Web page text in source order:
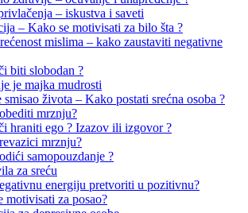
– iskustva i saveti
– Kako se motivisati za bilo šta ?
mislima – kako zaustaviti negativne
biti slobodan ?
je majka mudrosti
smisao života – Kako postati srećna osoba ?
mrznju?
hraniti ego ? Izazov ili izgovor ?
mrznju?
samopouzdanje ?
za sreću
energiju pretvoriti u pozitivnu?
motivisati za posao?